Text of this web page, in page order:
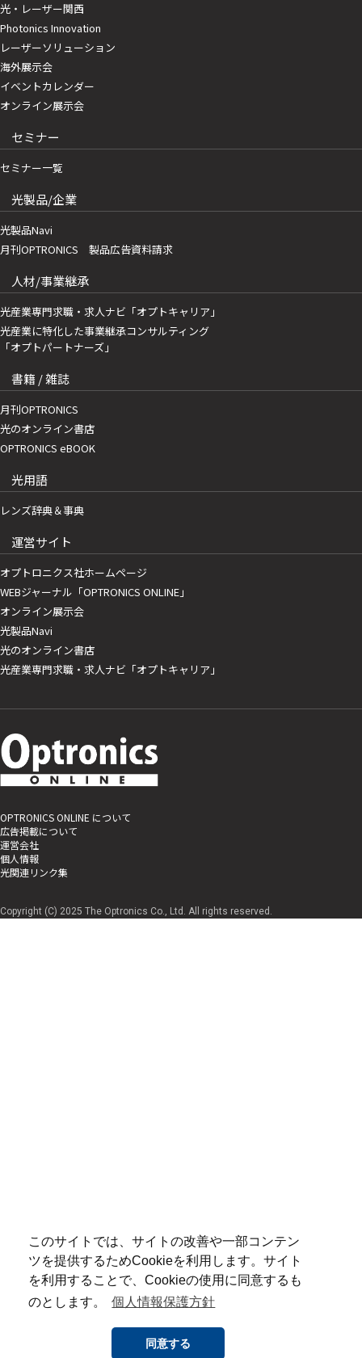
このサイトでは、サイトの改善や一部コンテン
ツを提供するためCookieを利用します。サイト
を利用することで、Cookieの使用に同意するも
のとします。
個人情報保護方針
同意する
光・レーザー関西
Photonics Innovation
レーザーソリューション
海外展示会
イベントカレンダー
オンライン展示会
セミナー
セミナー一覧
光製品/企業
光製品Navi
月刊OPTRONICS 製品広告資料請求
人材/事業継承
光産業専門求職・求人ナビ「オプトキャリア」
光産業に特化した事業継承コンサルティング
「オプトパートナーズ」
書籍 / 雑誌
月刊OPTRONICS
光のオンライン書店
OPTRONICS eBOOK
光用語
レンズ辞典＆事典
運営サイト
オプトロニクス社ホームページ
WEBジャーナル「OPTRONICS ONLINE」
オンライン展示会
光製品Navi
光のオンライン書店
光産業専門求職・求人ナビ「オプトキャリア」
OPTRONICS ONLINE について
広告掲載について
運営会社
個人情報
光関連リンク集
Copyright (C) 2025 The Optronics Co., Ltd. All rights reserved.